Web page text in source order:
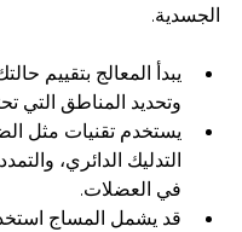
الجسدية.
يبدأ المعالج بتقييم
وتحديد المناطق التي
يستخدم تقنيات مثل
التدليك الدائري،
في العضلات.
قد يشمل المساج